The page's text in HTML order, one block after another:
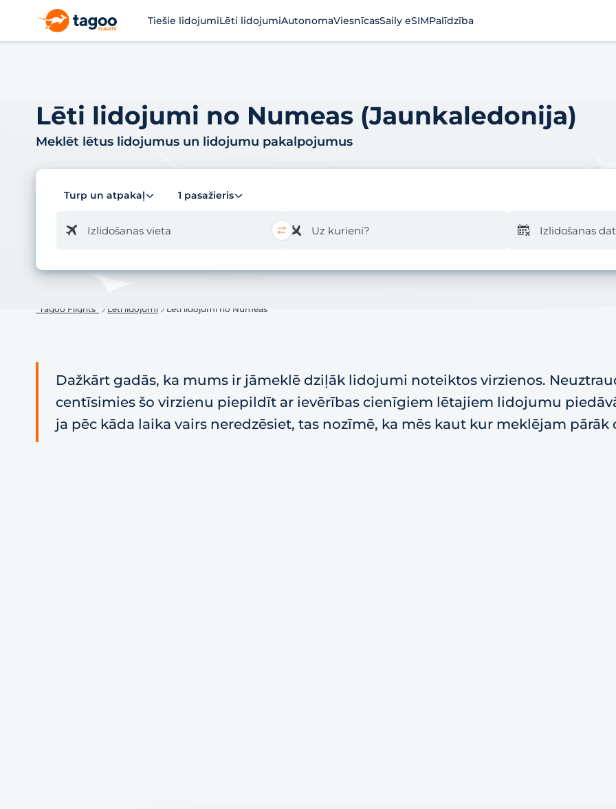
Tiešie lidojumiLēti lidojumiAutonomaViesnīcasSaily eSIMPalīdzība
Lēti lidojumi no Numeas (Jaunkaledonija)
Meklēt lētus lidojumus un lidojumu pakalpojumus
Turp un atpakaļ 1 pasažieris
Izlidošanas vieta Uz kurieni? Izlidošanas
"Tagoo Flights" Lēti lidojumi Lēti lidojumi no Numeas
Dažkārt gadās, ka mums ir jāmeklē dziļāk lidojumi noteiktos virzienos.
centīsimies šo virzienu piepildīt ar ievērības cienīgiem lētajiem lidojumu
ja pēc kāda laika vairs neredzēsiet, tas nozīmē, ka mēs kaut kur meklējam pārāk